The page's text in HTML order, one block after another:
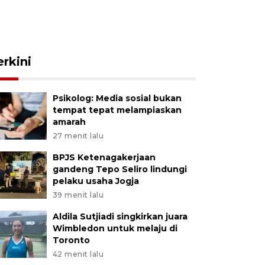
Psikolog: Media sosial bukan
tempat tepat melampiaskan
amarah
27 menit lalu
BPJS Ketenagakerjaan
gandeng Tepo Seliro lindungi
pelaku usaha Jogja
39 menit lalu
Aldila Sutjiadi singkirkan juara
Wimbledon untuk melaju di
Toronto
42 menit lalu